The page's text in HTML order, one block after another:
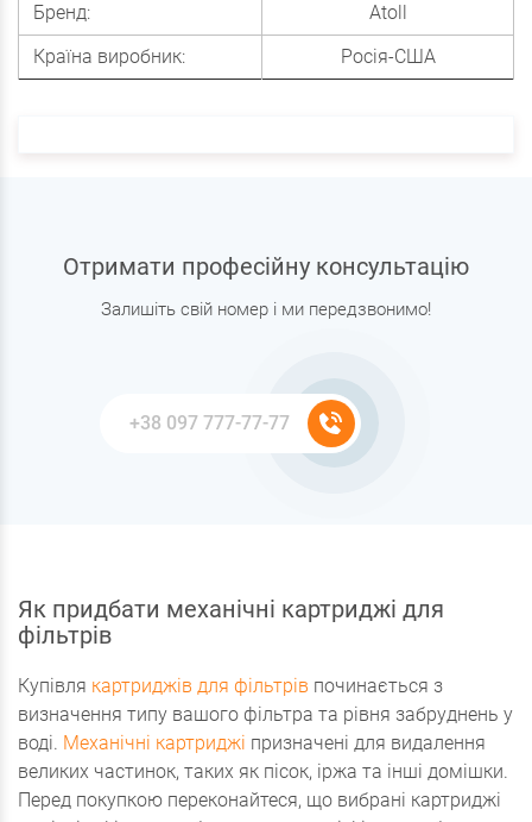
Бренд:
Atoll
Країна виробник:
Росія-США
Отримати професійну консультацію
Залишіть свій номер і ми передзвонимо!
Як придбати механічні картриджі для
фільтрів
Купівля картриджів для фільтрів починається з
визначення типу вашого фільтра та рівня забруднень у
воді. Механічні картриджі призначені для видалення
великих частинок, таких як пісок, іржа та інші домішки.
Перед покупкою переконайтеся, що вибрані картриджі